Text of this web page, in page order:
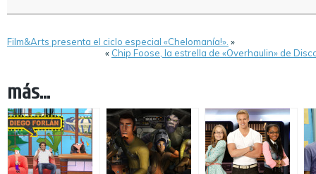
Film&Arts presenta el ciclo especial «Chelomanía!». »
« Chip Foose, la estrella de «Overhaulin» de
más...